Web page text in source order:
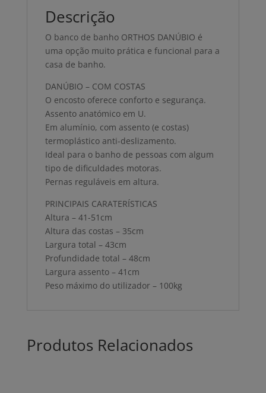
Descrição
O banco de banho ORTHOS DANÚBIO é
uma opção muito prática e funcional para a
casa de banho.
DANÚBIO – COM COSTAS
O encosto oferece conforto e segurança.
Assento anatómico em U.
Em alumínio, com assento (e costas)
termoplástico anti-deslizamento.
Ideal para o banho de pessoas com algum
tipo de dificuldades motoras.
Pernas reguláveis em altura.
PRINCIPAIS CARATERÍSTICAS
Altura – 41-51cm
Altura das costas – 35cm
Largura total – 43cm
Profundidade total – 48cm
Largura assento – 41cm
Peso máximo do utilizador – 100kg
Produtos Relacionados